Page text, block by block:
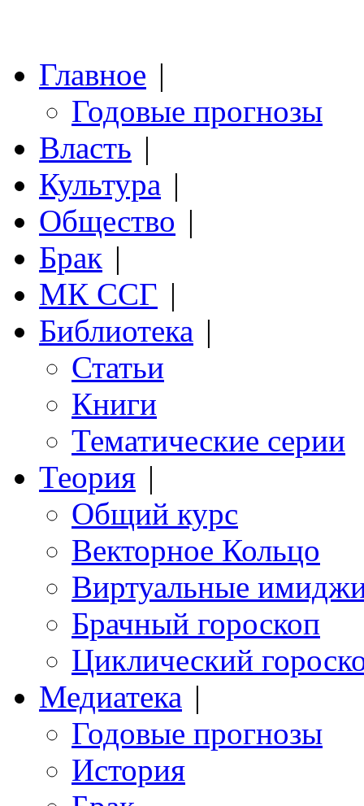
Главное |
Годовые прогнозы
Власть |
Культура |
Общество |
Брак |
МК ССГ |
Библиотека |
Статьи
Книги
Тематические серии
Теория |
Общий курс
Векторное Кольцо
Виртуальные
Брачный гороскоп
Циклический
Медиатека |
Годовые прогнозы
История